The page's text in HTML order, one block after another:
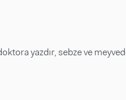
yazdır, sebze ve